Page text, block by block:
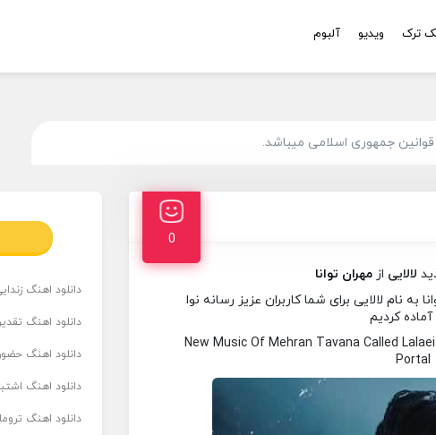
ترک ویدیو آلبوم
جمهوری اسلامی میباشد.
0
لالایی از مهران توانا
نام لالایی برای شما کاربران عزیز رسانه نوا
کردیم
New Music Of Mehran Tavana Called
Portal
دانلود اهنگ
دانلود اهنگ
دانلود اهنگ
دانلود اهنگ
دانلود اهنگ